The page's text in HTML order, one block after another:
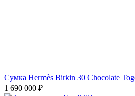
Сумка Hermès Birkin 30 Chocolate
1 690 000 ₽